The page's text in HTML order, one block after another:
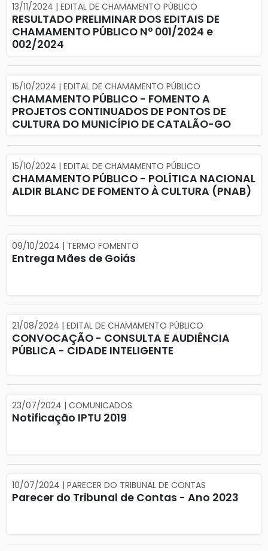
13/11/2024 | EDITAL DE CHAMAMENTO PÚBLICO
RESULTADO PRELIMINAR DOS EDITAIS DE
CHAMAMENTO PÚBLICO Nº 001/2024 e
002/2024
15/10/2024 | EDITAL DE CHAMAMENTO PÚBLICO
CHAMAMENTO PÚBLICO - FOMENTO A
PROJETOS CONTINUADOS DE PONTOS DE
CULTURA DO MUNICÍPIO DE CATALÃO-GO
15/10/2024 | EDITAL DE CHAMAMENTO PÚBLICO
CHAMAMENTO PÚBLICO - POLÍTICA NACIONAL
ALDIR BLANC DE FOMENTO À CULTURA (PNAB)
09/10/2024 | TERMO FOMENTO
Entrega Mães de Goiás
21/08/2024 | EDITAL DE CHAMAMENTO PÚBLICO
CONVOCAÇÃO - CONSULTA E AUDIÊNCIA
PÚBLICA - CIDADE INTELIGENTE
23/07/2024 | COMUNICADOS
Notificação IPTU 2019
10/07/2024 | PARECER DO TRIBUNAL DE CONTAS
Parecer do Tribunal de Contas - Ano 2023